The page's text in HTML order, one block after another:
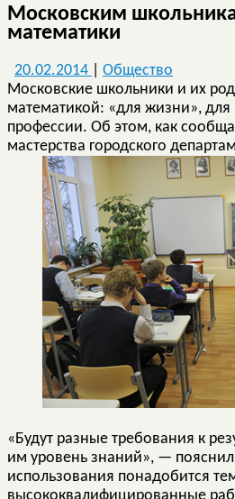
Московским
математики
20.02.2014
Общество
Московские школьники и их
математикой: «для жизни», для
профессии. Об этом, как
мастерства городского
«Будут разные требования к
им уровень знаний», —
использования понадобится